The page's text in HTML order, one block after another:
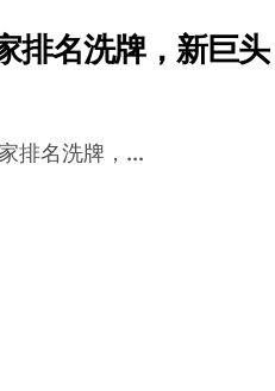
排名洗牌，新巨头
排名洗牌，...